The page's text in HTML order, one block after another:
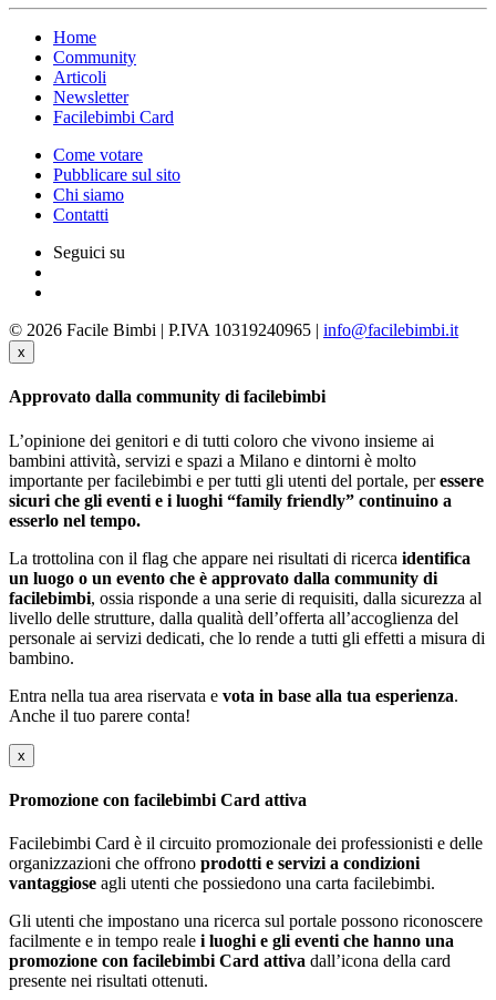
Home
Community
Articoli
Newsletter
Facilebimbi Card
Come votare
Pubblicare sul sito
Chi siamo
Contatti
Seguici su
© 2026 Facile Bimbi | P.IVA 10319240965 | info@facilebimbi.it
x
Approvato dalla community di facilebimbi
L’opinione dei genitori e di tutti coloro che vivono insieme ai
bambini attività, servizi e spazi a Milano e dintorni è molto
importante per facilebimbi e per tutti gli utenti del portale, peressere
sicuri che gli eventi e i luoghi “family friendly” continuino a
esserlo nel tempo.
La trottolina con il flag che appare nei risultati di ricerca identifica
un luogo o un evento che è approvato dalla community di
facilebimbi, ossia risponde a una serie di requisiti, dalla sicurezza al
livello delle strutture, dalla qualità dell’offerta all’accoglienza del
personale ai servizi dedicati, che lo rende a tutti gli effetti a misura di
bambino.
Entra nella tua area riservata e vota in base alla tua esperienza.
Anche il tuo parere conta!
x
Promozione con facilebimbi Card attiva
Facilebimbi Card è il circuito promozionale dei professionisti e delle
organizzazioni che offrono prodotti e servizi a condizioni
vantaggiose agli utenti che possiedono una carta facilebimbi.
Gli utenti che impostano una ricerca sul portale possono riconoscere
facilmente e in tempo reale i luoghi e gli eventi che hanno una
promozione con facilebimbi Card attiva dall’icona della card
presente nei risultati ottenuti.